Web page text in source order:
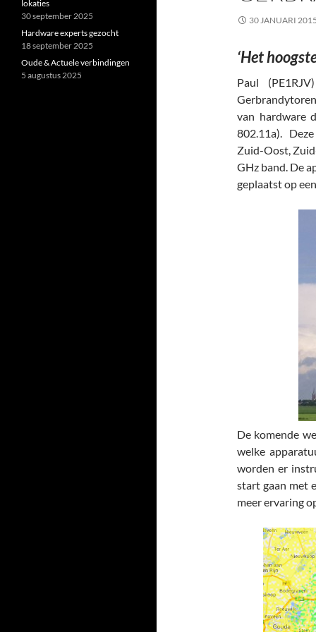
30 JANUARI 2015
‘Het
Paul
van hardware
802.11a).
Zuid-Oost,
GHz band. De
geplaatst op
De komende
welke
worden er
start gaan met
meer ervaring
lokaties
30 september 2025
Hardware experts gezocht
18 september 2025
Oude & Actuele verbindingen
5 augustus 2025